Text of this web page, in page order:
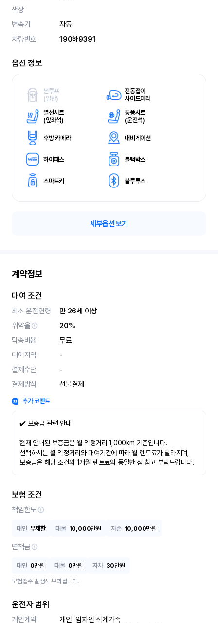
색상
변속기
자동
차량번호
190하9391
옵션 정보
썬루프
(일반)
전동접이
사이드미러
열선시트
(앞좌석)
통풍시트
(운전석)
후방 카메라 내비게이션
하이패스 블랙박스
스마트키 블루투스
세부옵션 보기
계약정보
대여 조건
최소 운전연령
만 26세 이상
위약율
20%
탁송비용
무료
대여지역
-
결제수단
-
결제방식
선불결제
추가 코멘트
✔️ 보증금 관련 안내
현재 안내된 보증금은 월 약정거리 1,000km 기준입니다.
선택하시는 월 약정거리와 대여기간에 따라 월 렌트료가 달라지며,
보증금은 해당 조건의 1개월 렌트료와 동일한 점 참고 부탁드립니다.
보험 조건
책임한도
대인 무제한 대물 10,000만원 자손 10,000만원
면책금
대인 0만원 대물 0만원 자차 30만원
보험접수 발생시 부과됩니다.
운전자 범위
개인계약
개인: 임차인 직계가족